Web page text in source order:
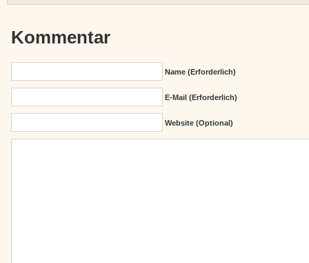
Kommentar
Name (erforderlich)
E-Mail (erforderlich)
Website (Optional)